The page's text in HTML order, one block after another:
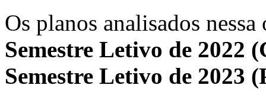
Os planos analisados
Semestre Letivo de 2022
Semestre Letivo de 2023